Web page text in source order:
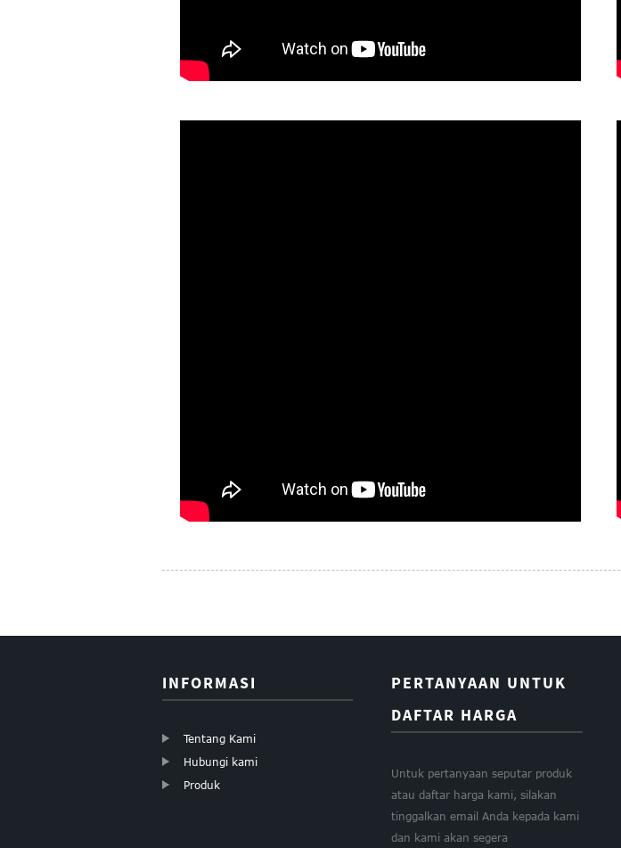
INFORMASI
Tentang Kami
Hubungi kami
Produk
PERTANYAAN UNTUK
DAFTAR HARGA
Untuk pertanyaan seputar produk
atau daftar harga kami, silakan
tinggalkan email Anda kepada kami
dan kami akan segera